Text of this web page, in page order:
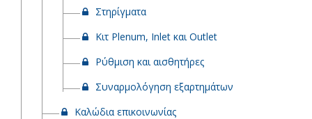
Στηρίγματα
Κιτ Plenum, Inlet και Outlet
Ρύθμιση και αισθητήρες
Συναρμολόγηση εξαρτημάτων
Καλώδια επικοινωνίας